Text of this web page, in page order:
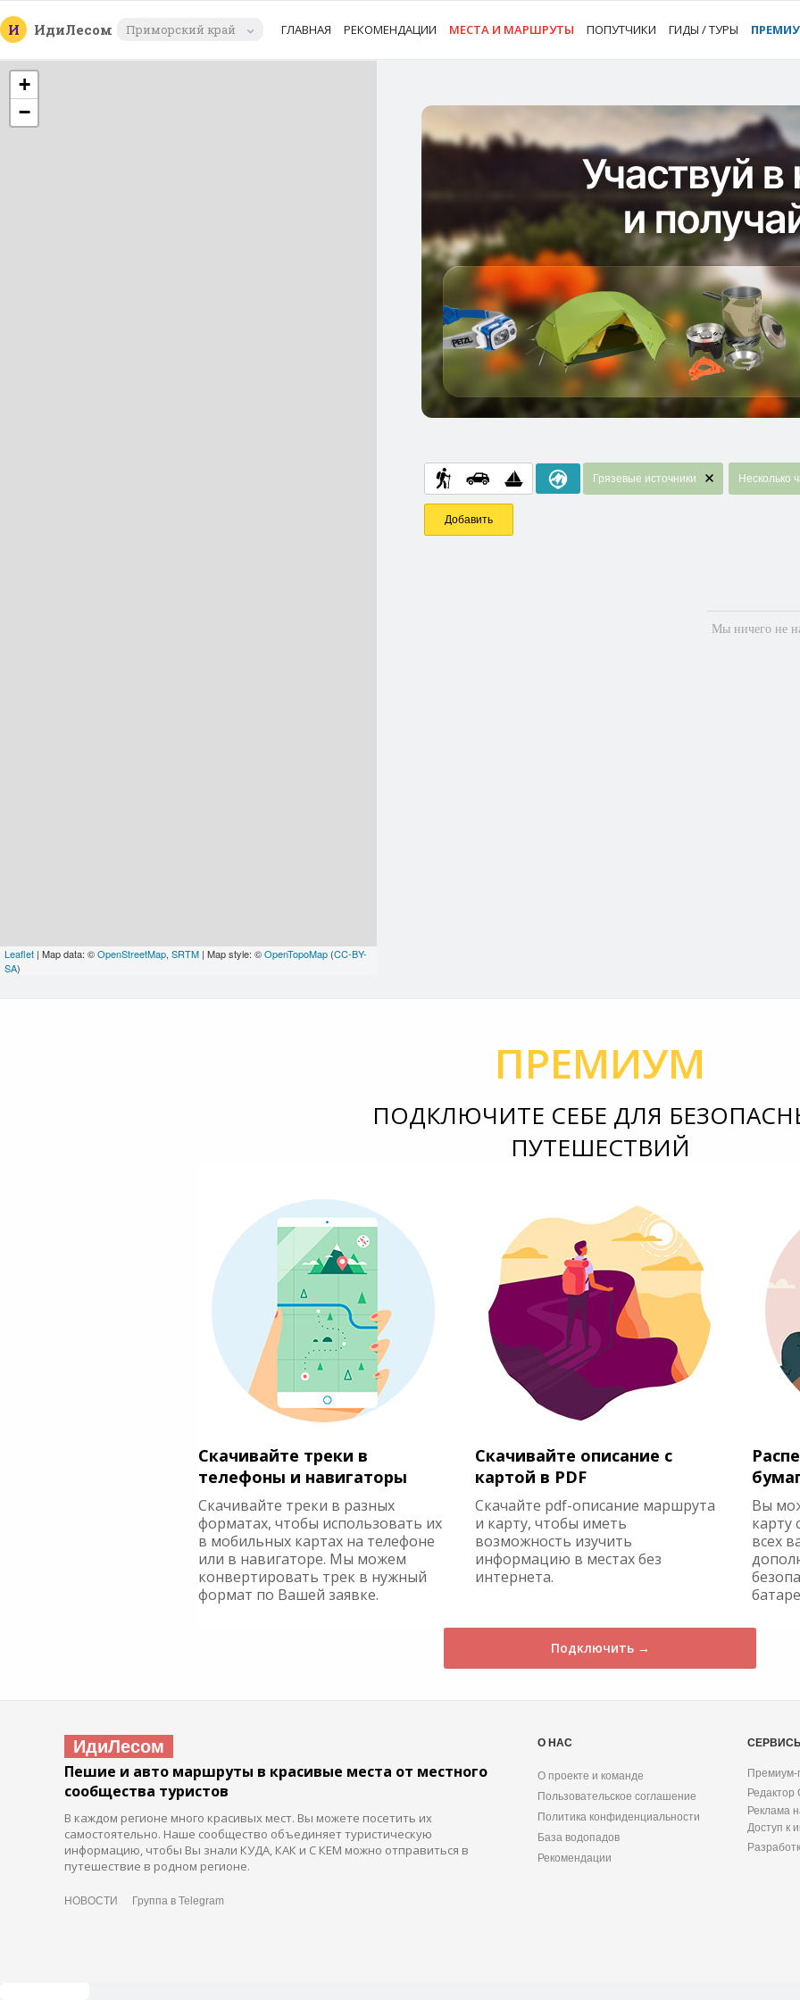
И ИдиЛесом Приморский край ГЛАВНАЯ РЕКОМЕНДАЦИИ МЕСТА И МАРШРУТЫ ПОПУТЧИКИ ГИДЫ / ТУРЫ
+
−
Leaflet | Map data: ©OpenStreetMap, SRTM | Map style: ©OpenTopoMap (CC-BY-
SA)
Грязевые источники Несколько
Добавить
Мы ничего не
ПРЕМИУМ
ПОДКЛЮЧИТЕ СЕБЕ ДЛЯ
ПУТЕШЕСТВИЙ
Скачивайте треки в
телефоны и навигаторы
Скачивайте треки в разных
форматах, чтобы использовать их
в мобильных картах на телефоне
или в навигаторе. Мы можем
конвертировать трек в нужный
формат по Вашей заявке.
Скачивайте описание с
картой в PDF
Скачайте pdf-описание маршрута
и карту, чтобы иметь
возможность изучить
информацию в местах без
интернета.
Вы
карту
всех
Подключить →
ИдиЛесом
Пешие и авто маршруты в красивые места от местного
сообщества туристов
В каждом регионе много красивых мест. Вы можете посетить их
самостоятельно. Наше сообщество объединяет туристическую
информацию, чтобы Вы знали КУДА, КАК и С КЕМ можно отправиться в
путешествие в родном регионе.
НОВОСТИ Группа в Telegram
О НАС
О проекте и команде
Пользовательское соглашение
Политика конфиденциальности
База водопадов
Рекомендации
Премиум-
Редактор
Реклама
Доступ к